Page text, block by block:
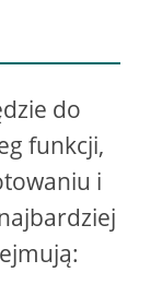
do
funkcji,
i